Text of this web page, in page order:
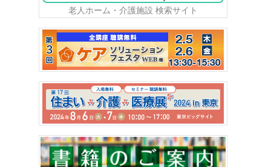
老人ホーム・介護施設 検索サイト